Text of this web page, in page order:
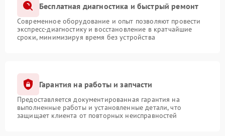
Бесплатная диагностика и быстрый ремонт
Современное оборудование и опыт позволяют провести
экспресс-диагностику и восстановление в кратчайшие
сроки, минимизируя время без устройства
Гарантия на работы и запчасти
Предоставляется документированная гарантия на
выполненные работы и установленные детали, что
защищает клиента от повторных неисправностей